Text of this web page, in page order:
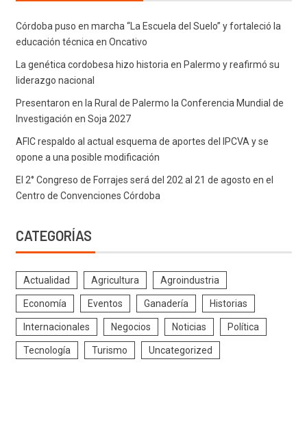
Córdoba puso en marcha “La Escuela del Suelo” y fortaleció la
educación técnica en Oncativo
La genética cordobesa hizo historia en Palermo y reafirmó su
liderazgo nacional
Presentaron en la Rural de Palermo la Conferencia Mundial de
Investigación en Soja 2027
AFIC respaldo al actual esquema de aportes del IPCVA y se
opone a una posible modificación
El 2° Congreso de Forrajes será del 202 al 21 de agosto en el
Centro de Convenciones Córdoba
CATEGORÍAS
Actualidad Agricultura Agroindustria
Economía Eventos Ganadería Historias
Internacionales Negocios Noticias Política
Tecnología Turismo Uncategorized